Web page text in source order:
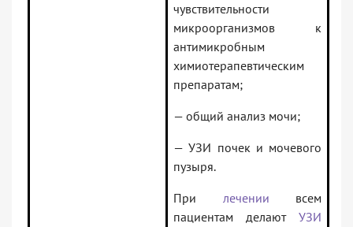
чувствительности
микроорганизмов к
антимикробным
химиотерапевтическим
препаратам;
— общий анализ мочи;
— УЗИ почек и мочевого
пузыря.
При лечении всем
пациентам делают УЗИ